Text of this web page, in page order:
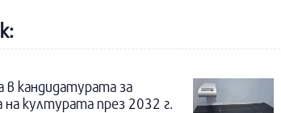
в кандидатурата за
на културата през 2032 г.